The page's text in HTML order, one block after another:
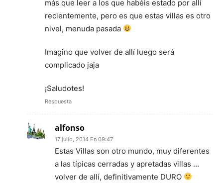
más que leer a los que habéis estado por allí
recientemente, pero es que estas villas es otro
nivel, menuda pasada
Imagino que volver de allí luego será
complicado jaja
¡Saludotes!
Respuesta
alfonso
17 julio, 2014 En 09:47
Estas Villas son otro mundo, muy diferentes
a las típicas cerradas y apretadas villas …
volver de allí, definitivamente DURO